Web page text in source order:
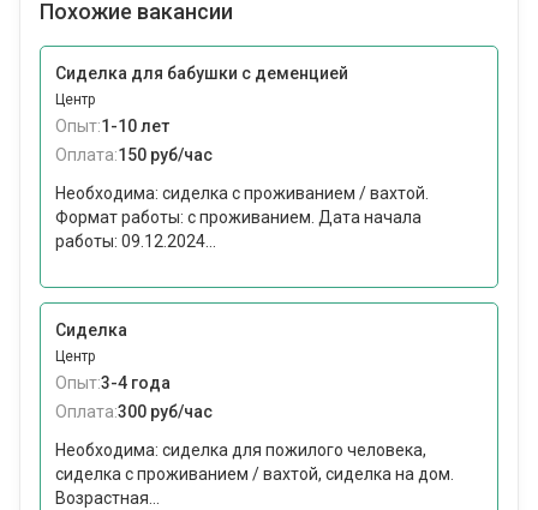
Похожие вакансии
Сиделка для бабушки с деменцией
Центр
Опыт:1-10 лет
Оплата:150 руб/час
Необходима: сиделка с проживанием / вахтой.
Формат работы: c проживанием. Дата начала
работы: 09.12.2024...
Сиделка
Центр
Опыт:3-4 года
Оплата:300 руб/час
Необходима: сиделка для пожилого человека,
сиделка с проживанием / вахтой, сиделка на дом.
Возрастная...